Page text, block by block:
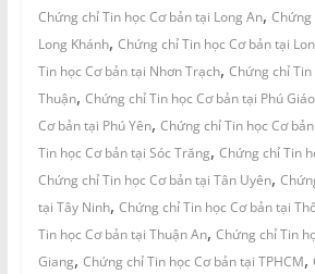
Chứng chỉ Tin học Cơ bản tại Long An, Chứng
Long Khánh, Chứng chỉ Tin học Cơ bản tại
Tin học Cơ bản tại Nhơn Trạch, Chứng chỉ
Thuận, Chứng chỉ Tin học Cơ bản tại Phú Giáo
Cơ bản tại Phú Yên, Chứng chỉ Tin học Cơ
Tin học Cơ bản tại Sóc Trăng, Chứng chỉ Tin
Chứng chỉ Tin học Cơ bản tại Tân Uyên,
tại Tây Ninh, Chứng chỉ Tin học Cơ bản tại
Tin học Cơ bản tại Thuận An, Chứng chỉ Tin
Giang, Chứng chỉ Tin học Cơ bản tại TPHCM,